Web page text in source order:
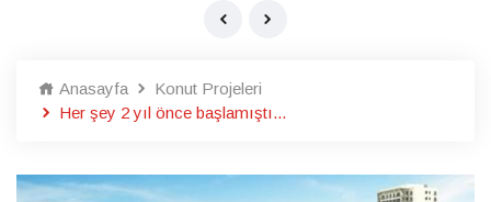
Anasayfa
Konut Projeleri
Her şey 2 yıl önce başlamıştı...